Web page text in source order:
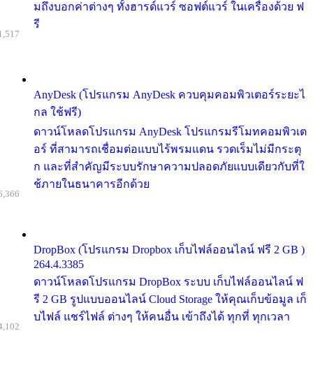
มถึงบอกค่าต่างๆ ทั้งฮารด์แวร์ ซอฟต์แวร์ ในเครื่องด้วย ฟ
รี
AnyDesk (โปรแกรม AnyDesk ควบคุมคอมพิวเตอร์ระยะไ
กล ใช้ฟรี)
ดาวน์โหลดโปรแกรม AnyDesk โปรแกรมรีโมทคอมพิวเต
อร์ ที่สามารถเชื่อมต่อแบบไร้พรมแดน รวดเร็มไม่มีกระตุ
ก และที่สำคัญมีระบบรักษาความปลอดภัยแบบเดียวกับที่ใ
ช้ภายในธนาคารอีกด้วย
DropBox (โปรแกรม Dropbox เก็บไฟล์ออนไลน์ ฟรี 2 GB )
264.4.3385
ดาวน์โหลดโปรแกรม DropBox ระบบ เก็บไฟล์ออนไลน์ ฟ
รี 2 GB รูปแบบออนไลน์ Cloud Storage ให้คุณเก็บข้อมูล เก็
บไฟล์ แชร์ไฟล์ ต่างๆ ให้คนอื่น เข้าถึงได้ ทุกที่ ทุกเวลา